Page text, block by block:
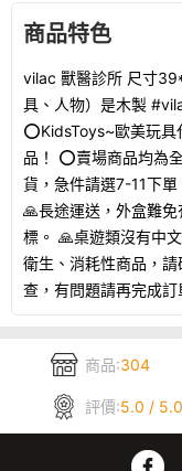
商品特色
vilac 獸醫診所 尺寸
具、人物）是木製
⭕KidsToys~歐美玩具
品！ ⭕賣場商品均為
貨，急件請選7-11下
🙏長途運送，外盒難
標。 🙏桌遊類沒有中
衛生、消耗性商品，
查，有問題請再完成訂
商品:304
評價:5.0 / 5.0